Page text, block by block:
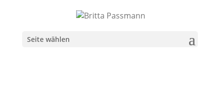
Seite wählen